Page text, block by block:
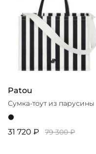
Patou
Сумка-тоут из парусины
31 720 ₽ 79 300 ₽